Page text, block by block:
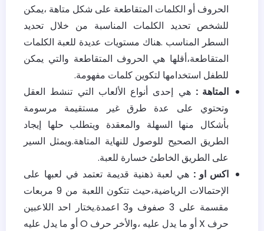
الحروف أو الكلمات المتقاطعة على شكل متاهة ،يمكن
للشخص تحديد الكلمات المناسبة من خلال تحديد
السطر المناسب .هناك مستويات عديدة للعبة الكلمات
المتقاطعة،أقلها هي الحروف المتقاطعة والتي يمكن
للطفل استخدامها لتكوين كلمات مفهومة.
المتاهة : هي إحدى أنواع الألعاب التي تنشط العقل
وتحتوي على عدة طرق غير مستقيمة مرسومة
بأشكال منها السهلة والمعقدة ويتطلب حلها إيجاد
الطريق الصحيح للوصول للنهاية المتاهة.ويمثل السير
على الطريق الخاطئ خسارة للعبة.
اكس او : هي لعبة ذهنية قديمة تعتمد في لعبها على
الإحتمالات الرياضية،حيث تتكون اللعبة من 9 مربعات
مقسمة على 3 صفوف و3 اعمدة.يختار احد اللاعبين
حرف X أو ما يدل عليه ،والأخر حرف O أو ما يدل عليه